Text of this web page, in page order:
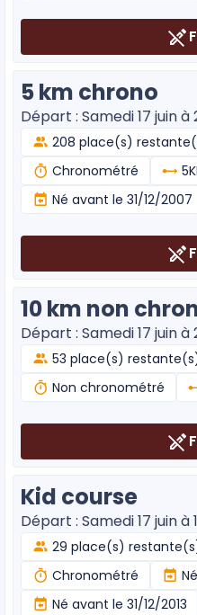
5 km chrono
Départ : Samedi 17 juin à
208 place(s)
Chronométré
Né avant le 31/12/2007
10 km non
Départ : Samedi 17 juin à
53 place(s)
Non chronométré
Kid course
Départ : Samedi 17 juin à
29 place(s)
Chronométré
Né avant le 31/12/2013